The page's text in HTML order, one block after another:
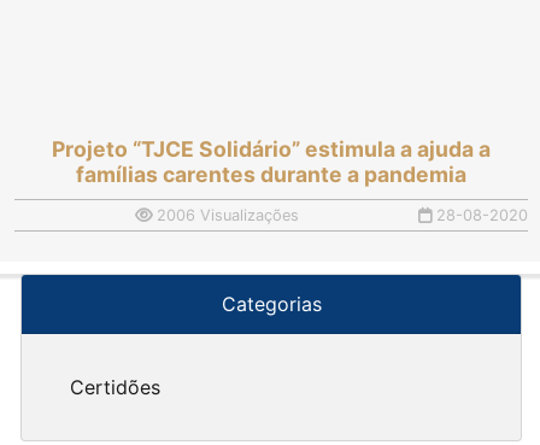
Projeto “TJCE Solidário” estimula a ajuda a
famílias carentes durante a pandemia
2006 Visualizações 28-08-2020
Categorias
Certidões